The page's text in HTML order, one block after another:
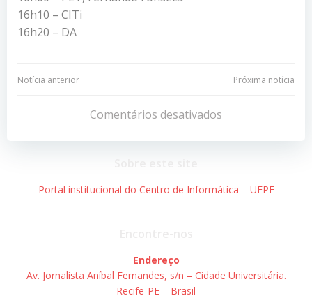
16h10 – CITi
16h20 – DA
Navegação
Post
Notícia anterior
Navegação
de
Post
Próxima notícia
Comentários desativados
Portal institucional do Centro de Informática – UFPE
Endereço
Av. Jornalista Aníbal Fernandes, s/n – Cidade Universitária.
Recife-PE – Brasil